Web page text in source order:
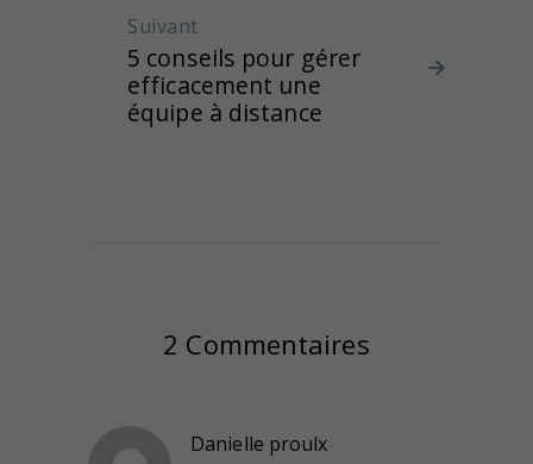
Suivant
5 conseils pour gérer
efficacement une
équipe à distance
2 Commentaires
Danielle proulx